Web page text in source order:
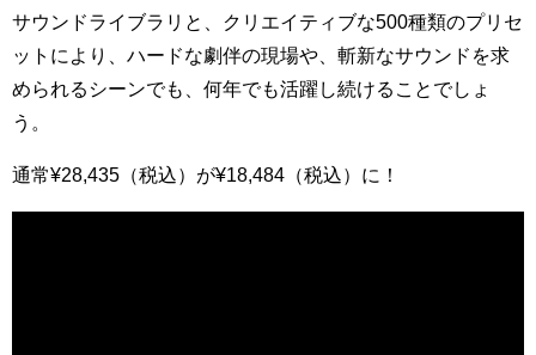
サウンドライブラリと、クリエイティブな500種類のプリセ
ットにより、ハードな劇伴の現場や、斬新なサウンドを求
められるシーンでも、何年でも活躍し続けることでしょ
う。
通常¥28,435（税込）が¥18,484（税込）に！